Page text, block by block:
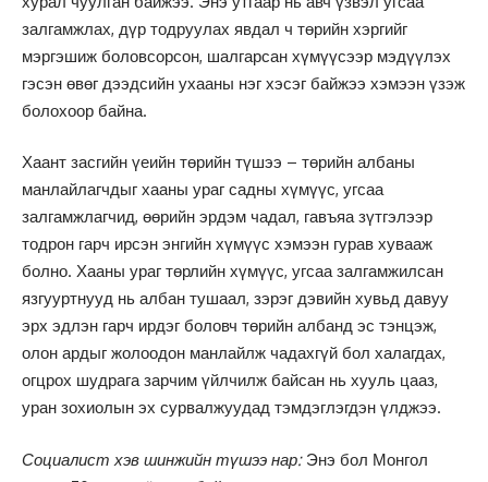
залгамжлах, дүр тодруулах явдал ч төрийн хэргийг
мэргэшиж боловсорсон, шалгарсан хүмүүсээр мэдүүлэх
гэсэн өвөг дээдсийн ухааны нэг хэсэг байжээ хэмээн үзэж
болохоор байна.
Хаант засгийн үеийн төрийн түшээ – төрийн албаны
манлайлагчдыг хааны ураг садны хүмүүс, угсаа
залгамжлагчид, өөрийн эрдэм чадал, гавъяа зүтгэлээр
тодрон гарч ирсэн энгийн хүмүүс хэмээн гурав хувааж
болно. Хааны ураг төрлийн хүмүүс, угсаа залгамжилсан
язгууртнууд нь албан тушаал, зэрэг дэвийн хувьд давуу
эрх эдлэн гарч ирдэг боловч төрийн албанд эс тэнцэж,
олон ардыг жолоодон манлайлж чадахгүй бол халагдах,
огцрох шудрага зарчим үйлчилж байсан нь хууль цааз,
уран зохиолын эх сурвалжуудад тэмдэглэгдэн үлджээ.
Социалист хэв шинжийн түшээ нар:Энэ бол Монгол